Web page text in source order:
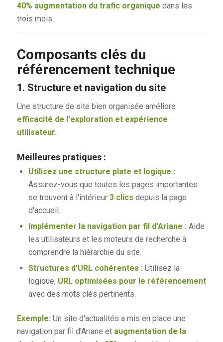
40% augmentation du trafic organique dans les
trois mois.
Composants clés du
référencement technique
1. Structure et navigation du site
Une structure de site bien organisée améliore
efficacité de l'exploration et expérience
utilisateur.
Meilleures pratiques :
Utilisez une structure plate et logique :
Assurez-vous que toutes les pages importantes
se trouvent à l'intérieur 3 clics depuis la page
d'accueil.
Implémenter la navigation par fil d'Ariane :Aide
les utilisateurs et les moteurs de recherche à
comprendre la hiérarchie du site.
Structures d'URL cohérentes :Utilisez la
logique, URL optimisées pour le référencement
avec des mots clés pertinents.
Exemple:Un site d'actualités a mis en place une
navigation par fil d'Ariane et augmentation de la